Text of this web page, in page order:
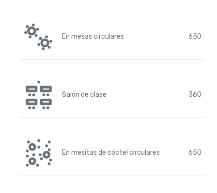
En mesas circulares 650
Salón de clase 360
En mesitas de cóctel circulares 650